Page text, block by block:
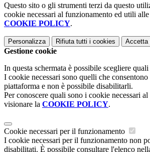
Questo sito o gli strumenti terzi da questo
cookie necessari al funzionamento ed utili
COOKIE POLICY.
Personalizza Rifiuta tutti i cookies Accetta
Gestione cookie
In questa schermata è possibile scegliere
I cookie necessari sono quelli che
piattaforma e non è possibile disabilitarli.
Per conoscere quali sono i cookie necessari
visionare la COOKIE POLICY.
Cookie necessari per il funzionamento
I cookie necessari per il funzionamento non
disabilitati. È possibile consultare l'elenco